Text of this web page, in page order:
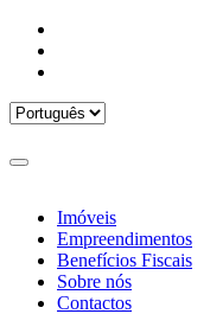
Imóveis
Empreendimentos
Benefícios Fiscais
Sobre nós
Contactos